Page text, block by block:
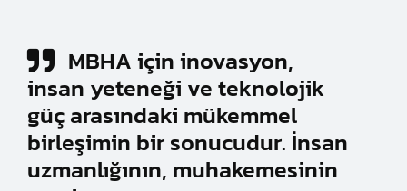
MBHA için inovasyon,
insan yeteneği ve teknolojik
güç arasındaki mükemmel
birleşimin bir sonucudur. İnsan
uzmanlığının, muhakemesinin